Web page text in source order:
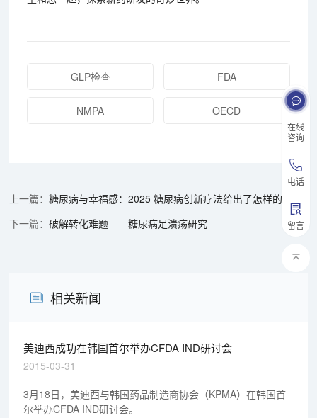
在线
咨询
电话
留言
GLP检查 FDA
NMPA OECD
糖尿病与幸福感：2025 糖尿病创新疗法给出了怎样的答案？
破解转化难题——糖尿病足溃疡研究
相关新闻
美迪西成功在韩国首尔举办CFDA IND研讨会
2015-03-31
3月18日，美迪西与韩国药品制造商协会（KPMA）在韩国首
尔举办CFDA IND研讨会。